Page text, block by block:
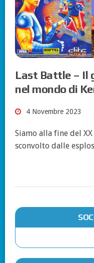
Last Battle – Il
nel mondo di
4 Novembre 2023
Siamo alla fine del
sconvolto dalle